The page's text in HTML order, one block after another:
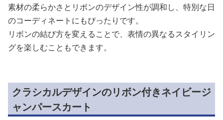
素材の柔らかさとリボンのデザイン性が調和し、特別な日
のコーディネートにもぴったりです。
リボンの結び方を変えることで、表情の異なるスタイリン
グを楽しむこともできます。
クラシカルデザインのリボン付きネイビージ
ャンパースカート